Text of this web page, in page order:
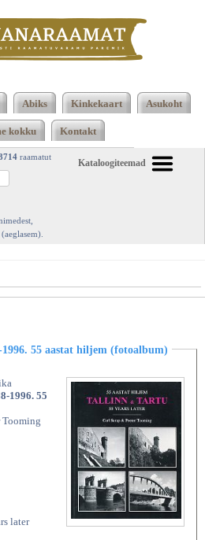
hiljem (fotoalbum), Carl
Huma 1996 | vanaraamat.
Abiks Kinkekaart Asukoht
kokku Kontakt
Kataloogiteemad
raamatut
(aeglasem).
55 aastat hiljem (fotoalbum)
1996. 55
Tooming
later